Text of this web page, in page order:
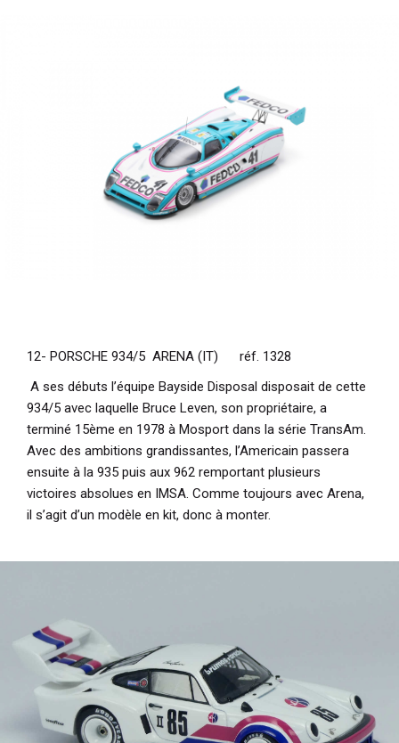
12- PORSCHE 934/5 ARENA (IT) réf. 1328
A ses débuts l’équipe Bayside Disposal disposait de cette
934/5 avec laquelle Bruce Leven, son propriétaire, a
terminé 15ème en 1978 à Mosport dans la série TransAm.
Avec des ambitions grandissantes, l’Americain passera
ensuite à la 935 puis aux 962 remportant plusieurs
victoires absolues en IMSA. Comme toujours avec Arena,
il s’agit d’un modèle en kit, donc à monter.